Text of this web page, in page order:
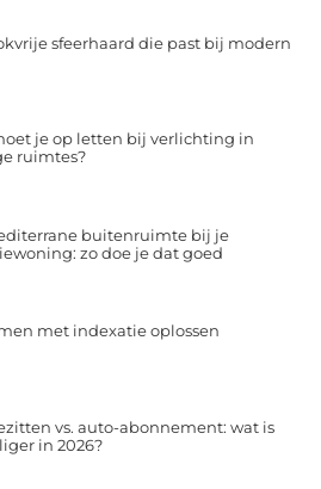
sfeerhaard die past bij modern
je op letten bij verlichting in
ruimtes?
buitenruimte bij je
zo doe je dat goed
met indexatie oplossen
vs. auto-abonnement: wat is
in 2026?